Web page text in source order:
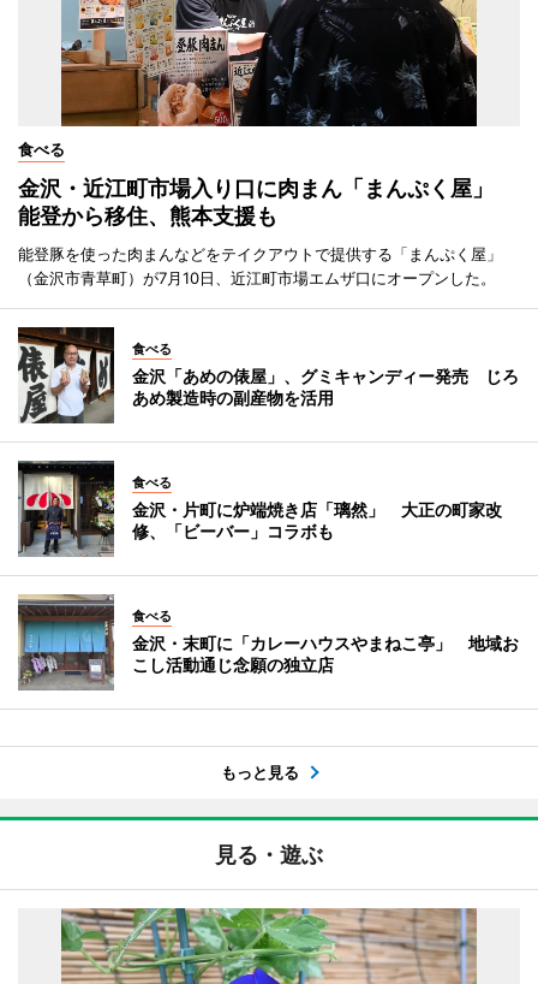
食べる
金沢・近江町市場入り口に肉まん「まんぷく屋」
能登から移住、熊本支援も
能登豚を使った肉まんなどをテイクアウトで提供する「まんぷく屋」
（金沢市青草町）が7月10日、近江町市場エムザ口にオープンした。
食べる
金沢「あめの俵屋」、グミキャンディー発売 じろ
あめ製造時の副産物を活用
食べる
金沢・片町に炉端焼き店「璃然」 大正の町家改
修、「ビーバー」コラボも
食べる
金沢・末町に「カレーハウスやまねこ亭」 地域お
こし活動通じ念願の独立店
もっと見る
見る・遊ぶ